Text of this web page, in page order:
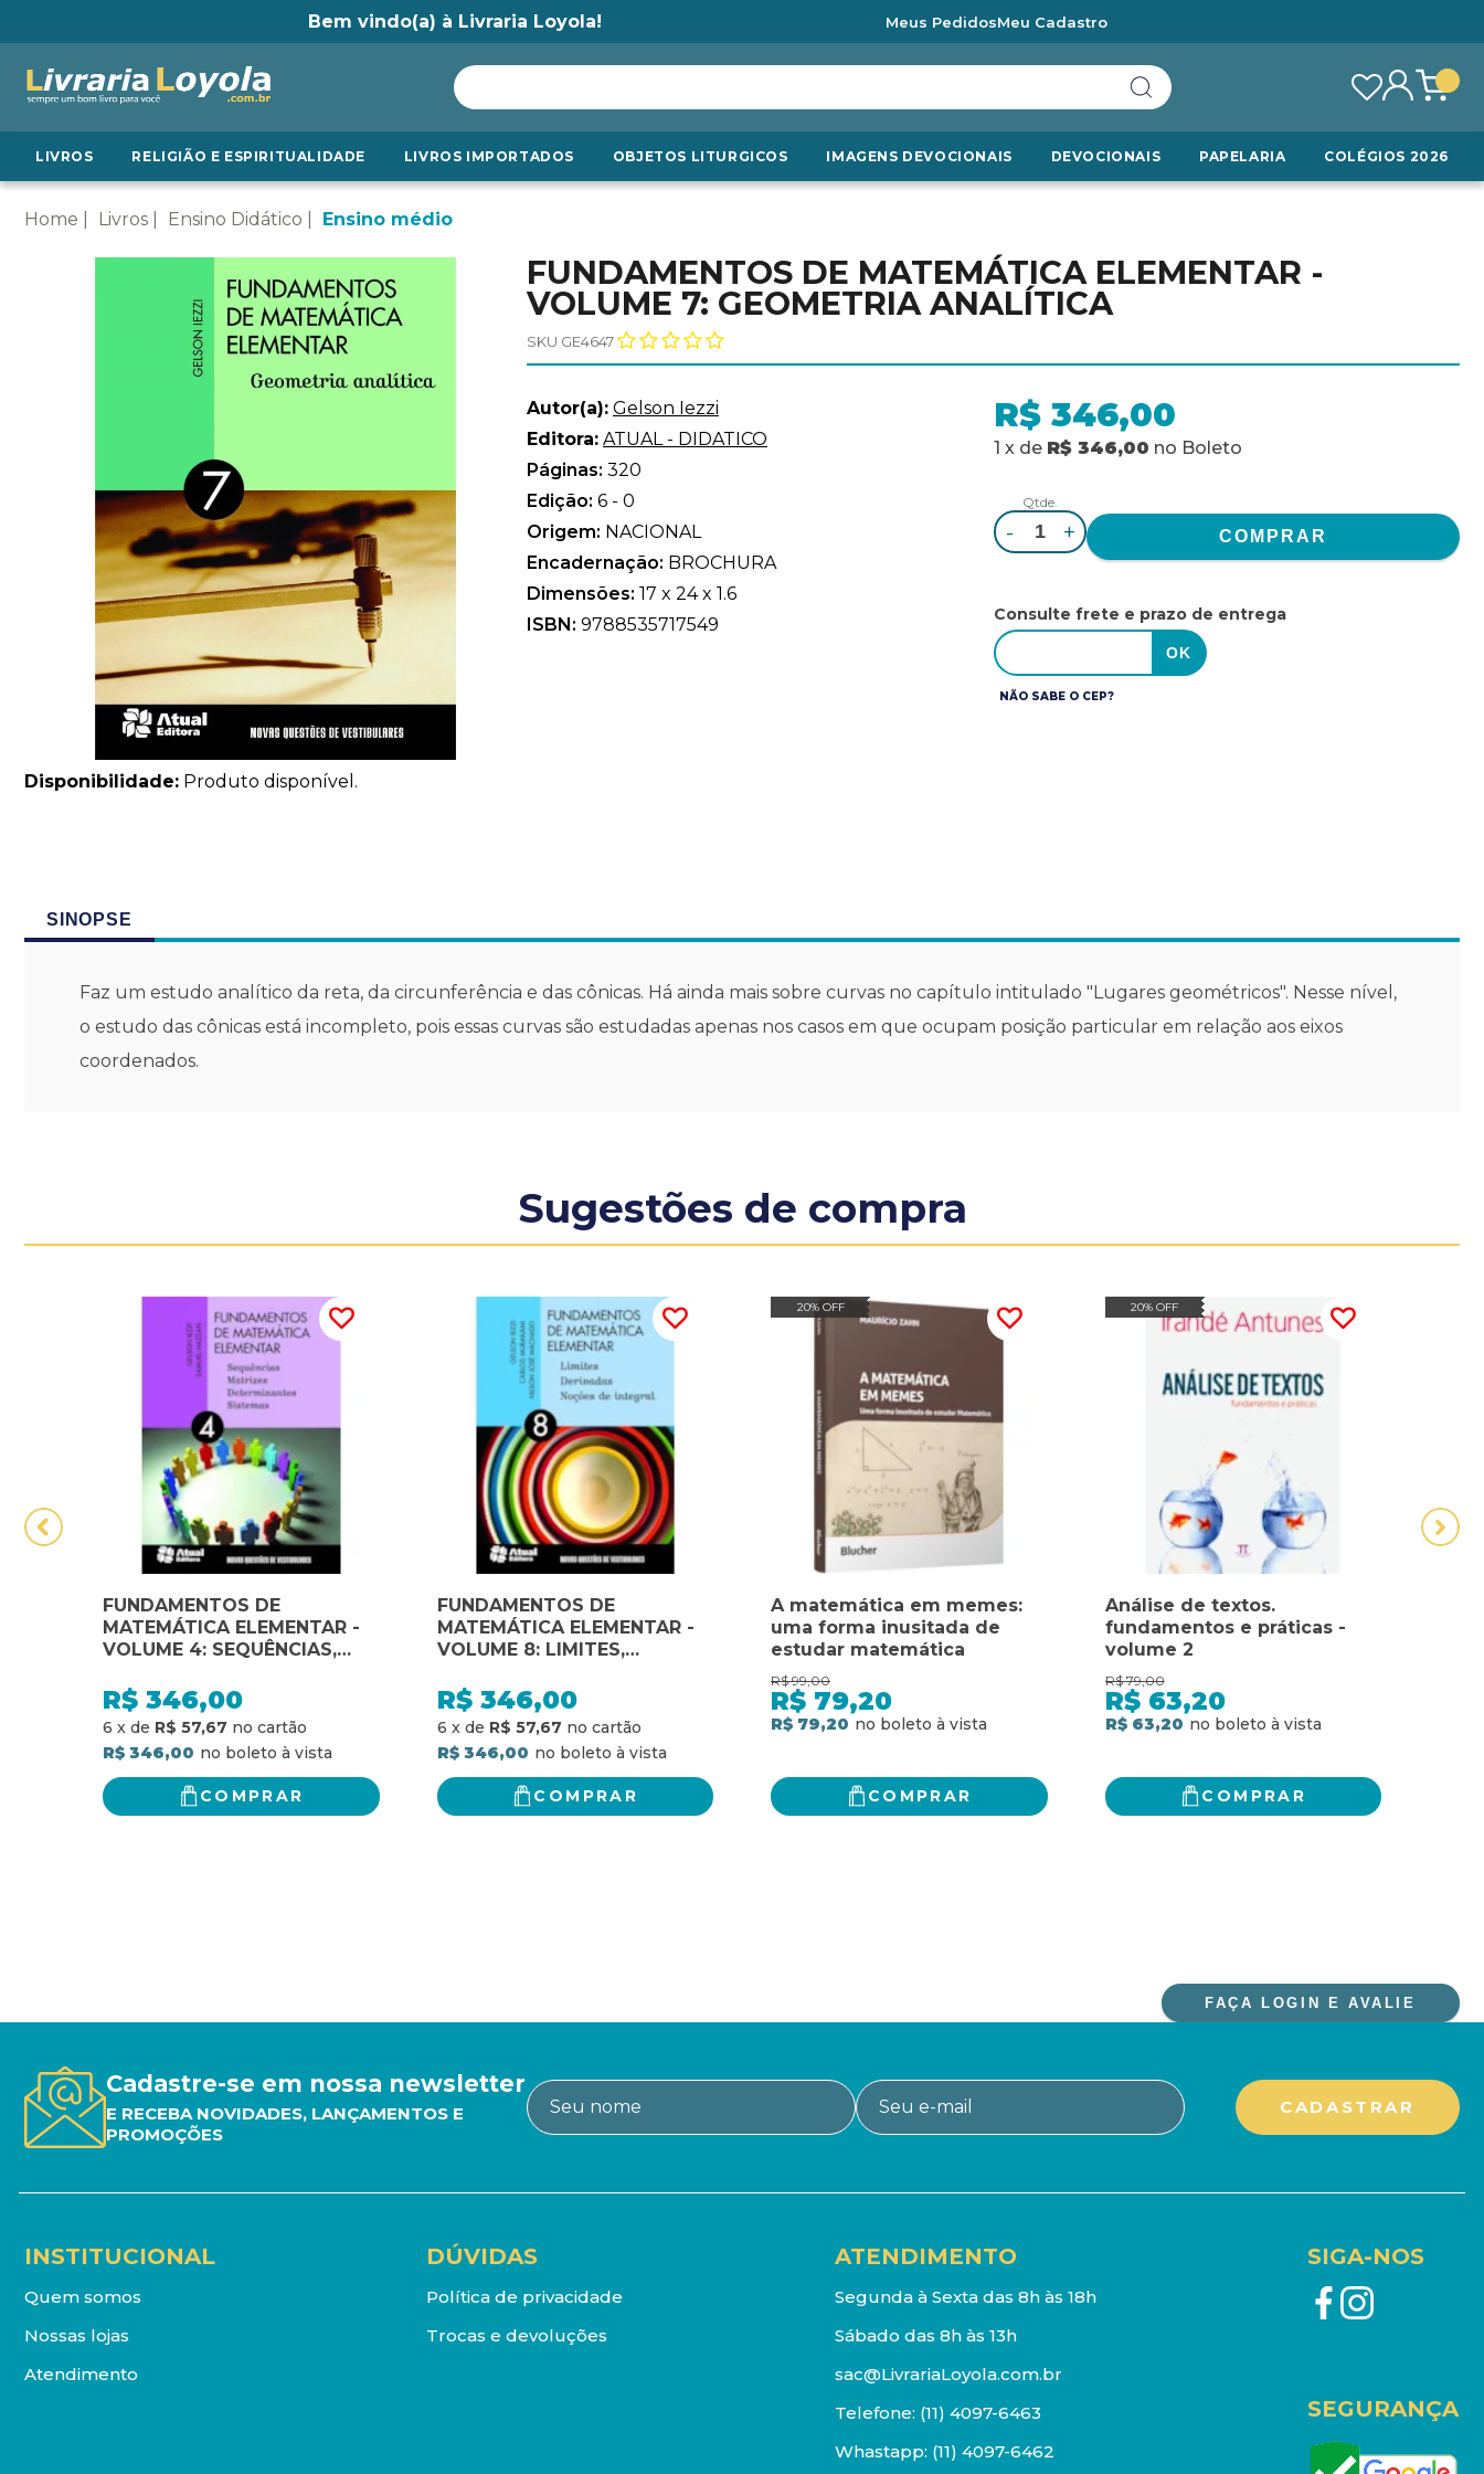
Bem vindo(a) à Livraria Loyola! Meus PedidosMeu Cadastro
LIVROS RELIGIÃO E ESPIRITUALIDADE LIVROS IMPORTADOS OBJETOS LITURGICOS IMAGENS DEVOCIONAIS DEVOCIONAIS PAPELARIA COLÉGIOS 2026
Home Livros Ensino Didático Ensino médio
Disponibilidade: Produto disponível.
FUNDAMENTOS DE MATEMÁTICA ELEMENTAR -
VOLUME 7: GEOMETRIA ANALÍTICA
SKU GE4647
Autor(a): Gelson Iezzi
Editora: ATUAL - DIDATICO
Páginas: 320
Edição: 6 - 0
Origem: NACIONAL
Encadernação: BROCHURA
Dimensões: 17 x 24 x 1.6
ISBN: 9788535717549
R$ 346,00
1 x de R$ 346,00 no Boleto
Qtde.
- +
Consulte frete e prazo de entrega
NÃO SABE O CEP?
SINOPSE
Faz um estudo analítico da reta, da circunferência e das cônicas. Há ainda mais sobre curvas no capítulo intitulado "Lugares geométricos". Nesse nível,
o estudo das cônicas está incompleto, pois essas curvas são estudadas apenas nos casos em que ocupam posição particular em relação aos eixos
coordenados.
Sugestões de compra
FUNDAMENTOS DE
MATEMÁTICA ELEMENTAR -
VOLUME 4: SEQUÊNCIAS,
SISTEMA
R$ 346,00
6 x de R$ 57,67
R$ 346,00
COMPRAR
FUNDAMENTOS DE
MATEMÁTICA ELEMENTAR -
VOLUME 8: LIMITES,
INTEGRAL
R$ 346,00
6 x de R$ 57,67
R$ 346,00
COMPRAR
20% OFF
A matemática em memes:
uma forma inusitada de
estudar matemática
R$ 99,00
R$ 79,20
R$ 79,20
COMPRAR
20% OFF
Análise de textos.
fundamentos e práticas -
volume 2
R$ 79,00
R$ 63,20
R$ 63,20
COMPRAR
FAÇA LOGIN E AVALIE
Cadastre-se em nossa newsletter
E RECEBA NOVIDADES, LANÇAMENTOS E
PROMOÇÕES
INSTITUCIONAL
Quem somos
Nossas lojas
Atendimento
DÚVIDAS
Política de privacidade
Trocas e devoluções
ATENDIMENTO
Segunda à Sexta das 8h às 18h
Sábado das 8h às 13h
sac@LivrariaLoyola.com.br
Telefone: (11) 4097-6463
Whastapp: (11) 4097-6462
SIGA-NOS
SEGURANÇA